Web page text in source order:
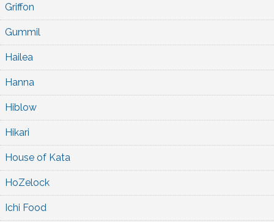
Griffon
Gummil
Hailea
Hanna
Hiblow
Hikari
House of Kata
HoZelock
Ichi Food